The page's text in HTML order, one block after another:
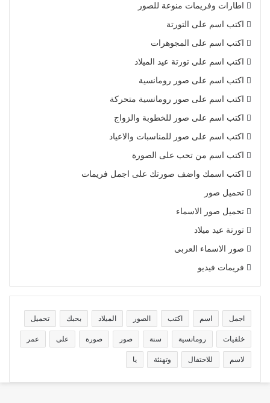
اطارات وفريمات منوعة للصور
اكتب اسم على التورتة
اكتب اسم على المجوهرات
اكتب اسم على تورتة عيد الميلاد
اكتب اسم على صور رومانسية
اكتب اسم على صور رومانسية متحركة
اكتب اسم على صور للخطوبة والزواج
اكتب اسم على صور للمناسبات والاعياد
اكتب اسم من تحب على الصورة
اكتب اسمك واضف صورتك على اجمل فريمات
تحميل صور
تحميل صور الاسماء
تورتة عيد ميلاد
صور الاسماء العربى
فريمات فيديو
اجمل اسم اكتب الصور الميلاد بحبك تحميل
خلفيات رومانسية سنة صور صورة على عمر
لاسم للاحتفال وتهنئة يا